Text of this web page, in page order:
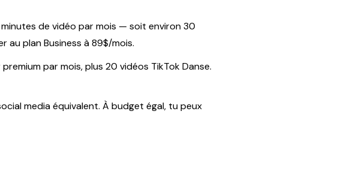
de vidéo par mois — soit environ 30
au plan Business à 89$/mois.
par mois, plus 20 vidéos TikTok Danse.
media équivalent. À budget égal, tu peux